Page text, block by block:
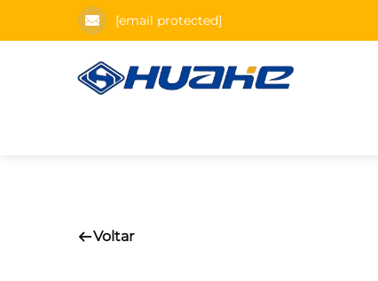
[email protected]
Voltar